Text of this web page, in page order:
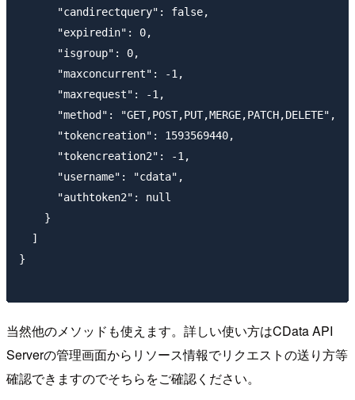
      "candirectquery": false,
      "expiredin": 0,
      "isgroup": 0,
      "maxconcurrent": -1,
      "maxrequest": -1,
      "method": "GET,POST,PUT,MERGE,PATCH,DELETE",
      "tokencreation": 1593569440,
      "tokencreation2": -1,
      "username": "cdata",
      "authtoken2": null
    }
  ]
}
当然他のメソッドも使えます。詳しい使い方はCData API
Serverの管理画面からリソース情報でリクエストの送り方等
確認できますのでそちらをご確認ください。